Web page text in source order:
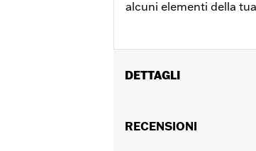
alcuni elementi della
DETTAGLI
dal ‘08 in poi.
RECENSIONI